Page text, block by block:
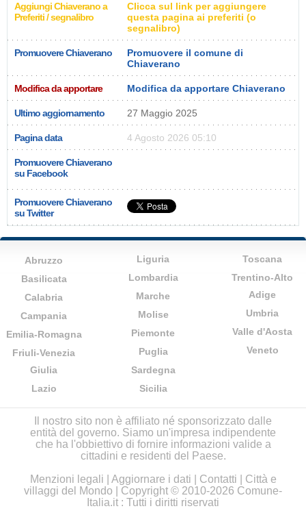
Aggiungi Chiaverano a
Preferiti / segnalibro
Clicca sul link per aggiungere
questa pagina ai preferiti (o
segnalibro)
Promuovere Chiaverano
Promuovere il comune di
Chiaverano
Modifica da apportare Modifica da apportare Chiaverano
Ultimo aggiornamento 27 Maggio 2025
Pagina data 4 Agosto 2026 05:10
Promuovere Chiaverano
su Facebook
Promuovere Chiaverano
su Twitter
Abruzzo
Basilicata
Calabria
Campania
Emilia-Romagna
Friuli-Venezia
Giulia
Lazio
Liguria
Lombardia
Marche
Molise
Piemonte
Puglia
Sardegna
Sicilia
Toscana
Trentino-Alto
Adige
Umbria
Valle d'Aosta
Veneto
Il nostro sito non è affiliato né sponsorizzato dalle
entità del governo. Siamo un'impresa indipendente
che ha l'obbiettivo di fornire informazioni valide a
cittadini e residenti del Paese.
Menzioni legali
Aggiornare i dati Contatti
Città e
villaggi del Mondo | Copyright © 2010-2026 Comune-
Italia.it : Tutti i diritti riservati